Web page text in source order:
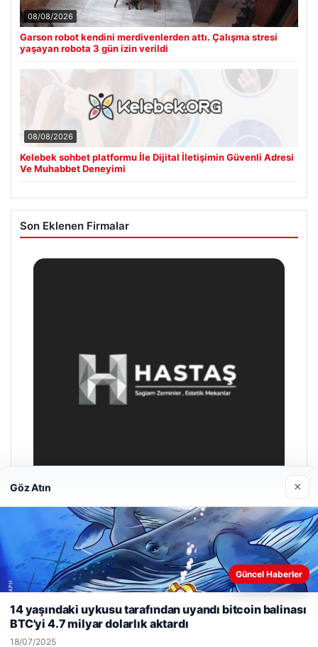
08/08/2026
Garson robot kendini merdivenlerden attı. Çalışma stresi
yaşayan robota 3 gün izin verildi
08/08/2026
Kelebek sohbet platformu İle Dijital İletişimin Güvenli Adresi
Ve Muhabbet Deneyimi
Son Eklenen Firmalar
Hastaş Beton
26/05/2026
Web sitemizi nasıl kullandığınızı daha iyi anlayabilmek,
kullanıyoruz.Çerez Politikamız
Reddet
Göz Atın ×
Güncel Haberler
14 yaşındaki uykusu tarafından uyandı bitcoin balinası
BTC'yi 4.7 milyar dolarlık aktardı
18/07/2025